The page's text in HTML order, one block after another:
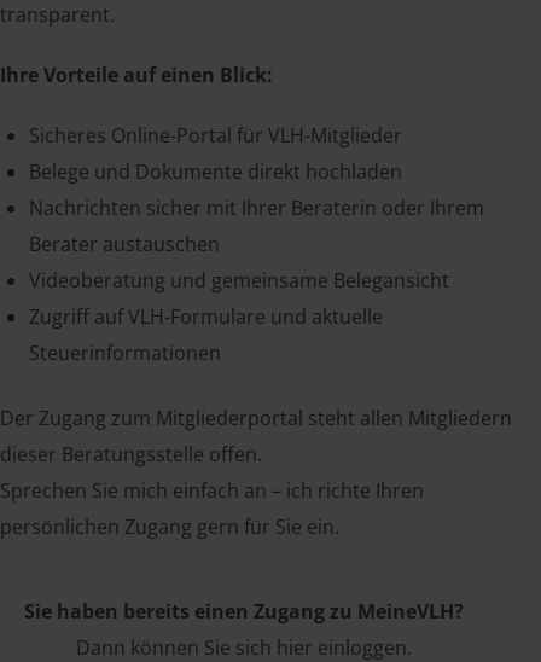
transparent.
Ihre Vorteile auf einen Blick:
Sicheres Online-Portal für VLH-Mitglieder
Belege und Dokumente direkt hochladen
Nachrichten sicher mit Ihrer Beraterin oder Ihrem
Berater austauschen
Videoberatung und gemeinsame Belegansicht
Zugriff auf VLH-Formulare und aktuelle
Steuerinformationen
Der Zugang zum Mitgliederportal steht allen Mitgliedern
dieser Beratungsstelle offen.
Sprechen Sie mich einfach an – ich richte Ihren
persönlichen Zugang gern für Sie ein.
Sie haben bereits einen Zugang zu MeineVLH?
Dann können Sie sich hier einloggen.